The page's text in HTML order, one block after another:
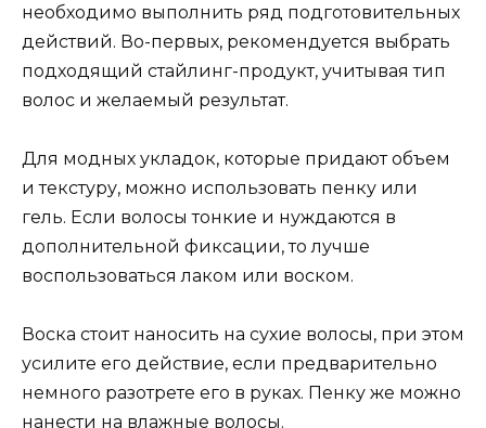
необходимо выполнить ряд подготовительных
действий. Во-первых, рекомендуется выбрать
подходящий стайлинг-продукт, учитывая тип
волос и желаемый результат.
Для модных укладок, которые придают объем
и текстуру, можно использовать пенку или
гель. Если волосы тонкие и нуждаются в
дополнительной фиксации, то лучше
воспользоваться лаком или воском.
Воска стоит наносить на сухие волосы, при этом
усилите его действие, если предварительно
немного разотрете его в руках. Пенку же можно
нанести на влажные волосы.